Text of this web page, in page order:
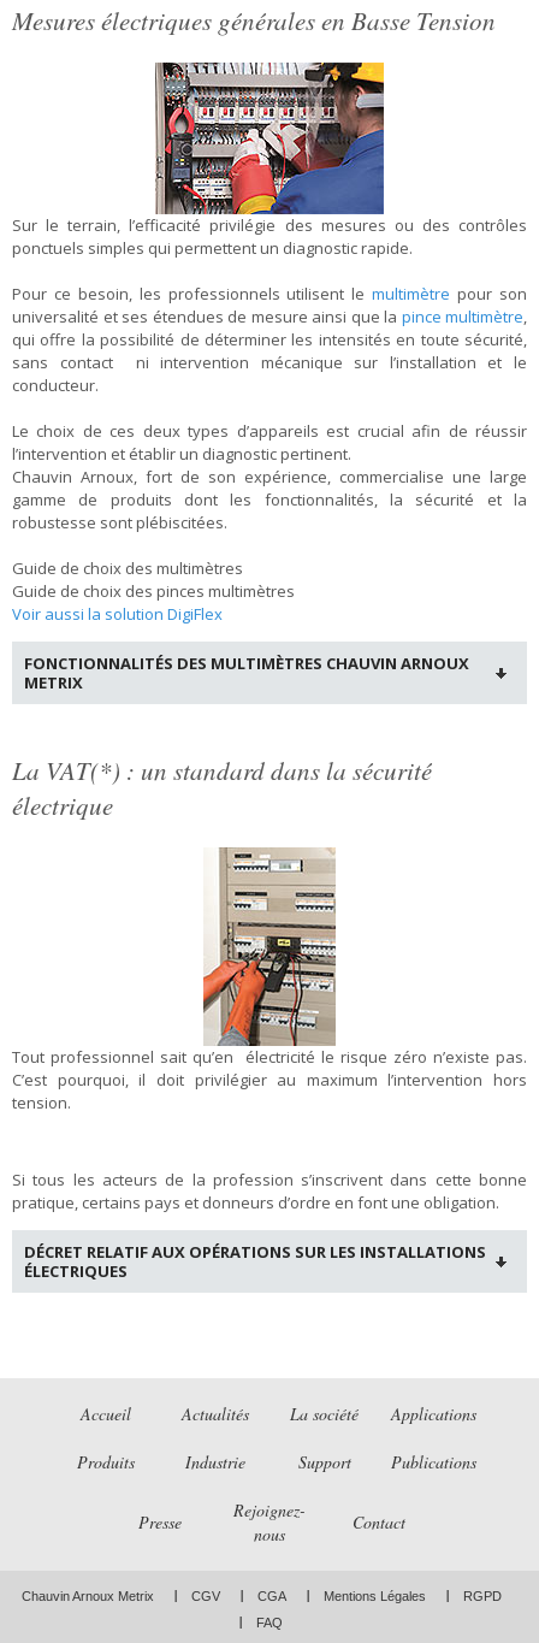
Mesures électriques générales en Basse Tension
Sur le terrain, l’efficacité privilégie des mesures ou des contrôles
ponctuels simples qui permettent un diagnostic rapide.
Pour ce besoin, les professionnels utilisent lemultimètrepour son
universalité et ses étendues de mesure ainsi que la pince multimètre,
qui offre la possibilité de déterminer les intensités en toute sécurité,
sans contact ni intervention mécanique sur l’installation et le
conducteur.
Le choix de ces deux types d’appareils est crucial afin de réussir
l’intervention et établir un diagnostic pertinent.
Chauvin Arnoux, fort de son expérience, commercialise une large
gamme de produits dont les fonctionnalités, la sécurité et la
robustesse sont plébiscitées.
Guide de choix des multimètres
Guide de choix des pinces multimètres
Voir aussi la solution DigiFlex
FONCTIONNALITÉS DES MULTIMÈTRES CHAUVIN ARNOUX
METRIX
La VAT(*) : un standard dans la sécurité
électrique
Tout professionnel sait qu’en électricité le risque zéro n’existe pas.
C’est pourquoi, il doit privilégier au maximum l’intervention hors
tension.
Si tous les acteurs de la profession s’inscrivent dans cette bonne
pratique, certains pays et donneurs d’ordre en font une obligation.
DÉCRET RELATIF AUX OPÉRATIONS SUR LES INSTALLATIONS
ÉLECTRIQUES
Accueil Actualités La société Applications
Produits Industrie Support Publications
Presse
Rejoignez-
nous
Contact
Chauvin Arnoux Metrix CGV CGA Mentions Légales
RGPD
FAQ